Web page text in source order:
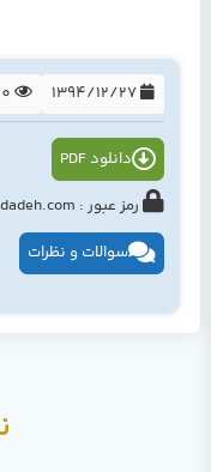
1394/12/27
دانلود PDF
رمز عبور : tahlildadeh.com یا www.tahlildadeh.com
سوالات و نظرات